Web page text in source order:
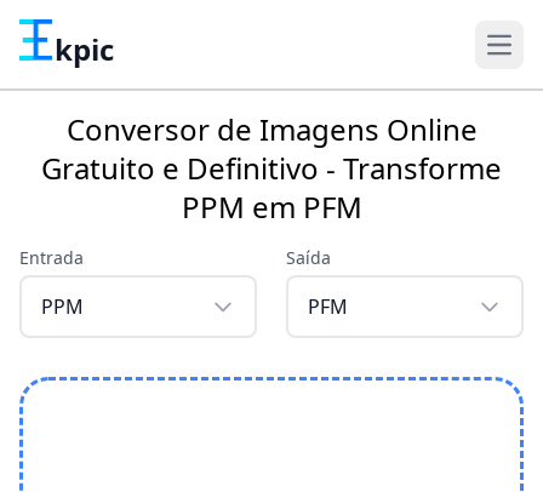
kpic
Conversor de Imagens Online
Gratuito e Definitivo - Transforme
PPM em PFM
Entrada
PPM
Saída
PFM